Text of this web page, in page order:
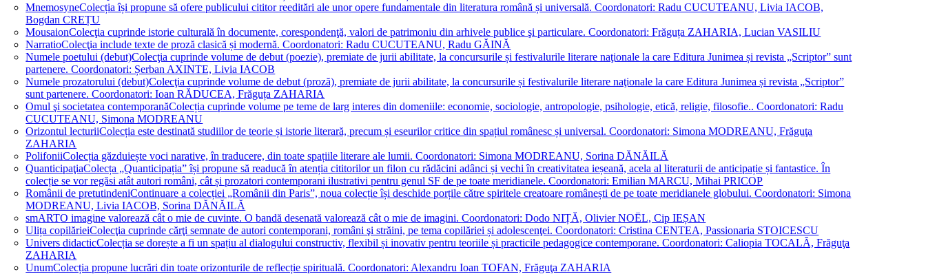
MnemosyneColecția își propune să ofere publicului cititor reeditări ale unor opere fundamentale din literatura română și universală. Coordonatori: Radu CUCUTEANU, Livia IACOB,
Bogdan CREȚU
MousaionColecţia cuprinde istorie culturală în documente, corespondenţă, valori de patrimoniu din arhivele publice şi particulare. Coordonatori: Frăguța ZAHARIA, Lucian VASILIU
NarratioColecţia include texte de proză clasică și modernă. Coordonatori: Radu CUCUTEANU, Radu GĂINĂ
Numele poetului (debut)Colecţia cuprinde volume de debut (poezie), premiate de jurii abilitate, la concursurile și festivalurile literare naţionale la care Editura Junimea și revista „Scriptor” sunt
partenere. Coordonatori: Șerban AXINTE, Livia IACOB
Numele prozatorului (debut)Colecţia cuprinde volume de debut (proză), premiate de jurii abilitate, la concursurile și festivalurile literare naţionale la care Editura Junimea și revista „Scriptor”
sunt partenere. Coordonatori: Ioan RĂDUCEA, Frăguța ZAHARIA
Omul şi societatea contemporanăColecția cuprinde volume pe teme de larg interes din domeniile: economie, sociologie, antropologie, psihologie, etică, religie, filosofie.. Coordonatori: Radu
CUCUTEANU, Simona MODREANU
Orizontul lecturiiColecția este destinată studiilor de teorie și istorie literară, precum și eseurilor critice din spațiul românesc și universal. Coordonatori: Simona MODREANU, Frăguţa
ZAHARIA
PolifoniiColecția găzduiește voci narative, în traducere, din toate spațiile literare ale lumii. Coordonatori: Simona MODREANU, Sorina DĂNĂILĂ
QuanticipaţiaColecța „Quanticipația” își propune să readucă în atenția cititorilor un filon cu rădăcini adânci și vechi în creativitatea ieșeană, acela al literaturii de anticipație și fantastice. În
colecție se vor regăsi atât autori români, cât și prozatori contemporani ilustrativi pentru genul SF de pe toate meridianele. Coordonatori: Emilian MARCU, Mihai PRICOP
Românii de pretutindeniContinuare a colecției „Românii din Paris”, noua colecție își deschide porțile către spiritele creatoare românești de pe toate meridianele globului. Coordonatori: Simona
MODREANU, Livia IACOB, Sorina DĂNĂILĂ
smARTO imagine valorează cât o mie de cuvinte. O bandă desenată valorează cât o mie de imagini. Coordonatori: Dodo NIȚĂ, Olivier NOËL, Cip IEȘAN
Ulița copilărieiColecţia cuprinde cărţi semnate de autori contemporani, români şi străini, pe tema copilăriei și adolescenţei. Coordonatori: Cristina CENTEA, Passionaria STOICESCU
Univers didacticColecția se dorește a fi un spațiu al dialogului constructiv, flexibil și inovativ pentru teoriile și practicile pedagogice contemporane. Coordonatori: Caliopia TOCALĂ, Frăguţa
ZAHARIA
UnumColecția propune lucrări din toate orizonturile de reflecție spirituală. Coordonatori: Alexandru Ioan TOFAN, Frăguţa ZAHARIA